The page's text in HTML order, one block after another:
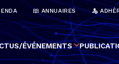
ANNUAIRES
ÉVÉNEMENTS